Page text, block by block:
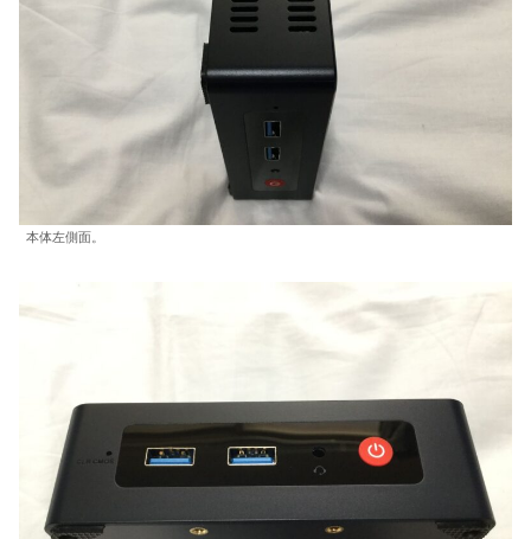
本体左側面。